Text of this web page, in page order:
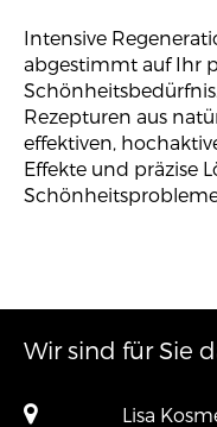
Intensive
abgestimmt auf Ihr
Rezepturen aus
effektiven,
Effekte und präzise
Wir sind für Sie
Lisa